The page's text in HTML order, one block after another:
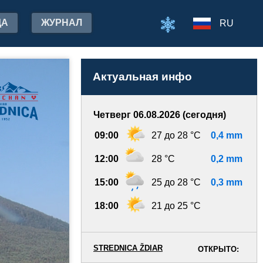
ЖУРНАЛ RU
Актуальная инфо
Четверг 06.08.2026 (сегодня)
09:00 27 до 28 °C 0,4 mm
12:00 28 °C 0,2 mm
15:00 25 до 28 °C 0,3 mm
18:00 21 до 25 °C
ОТКРЫТО:
STREDNICA ŽDIAR